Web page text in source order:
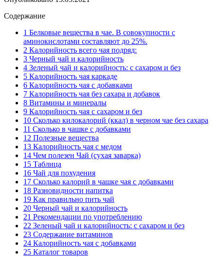
Содержание
1 Белковые вещества в чае. В совокупности с
аминокислотами составляют до 25%.
2 Калорийность всего чая подряд:
3 Черный чай и калорийность
4 Зеленый чай и калорийность: с сахаром и без
5 Калорийность чая каркаде
6 Калорийность чая с добавками
7 Калорийность чая без сахара и добавок
8 Витамины и минералы
9 Калорийность чая с сахаром и без
10 Сколько килокалорий (ккал) в черном чае без сахара
11 Сколько в чашке с добавками
12 Полезные вещества
13 Калорийность чая с медом
14 Чем полезен Чай (сухая заварка)
15 Таблица
16 Чай для похудения
17 Сколько калорий в чашке чая с добавками
18 Разновидности напитка
19 Как правильно пить чай
20 Черный чай и калорийность
21 Рекомендации по употреблению
22 Зеленый чай и калорийность: с сахаром и без
23 Содержание витаминов
24 Калорийность чая с добавками
25 Каталог товаров